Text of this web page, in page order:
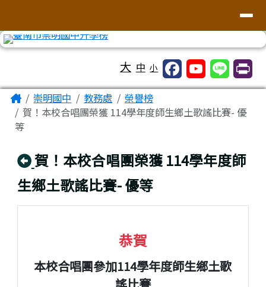
大 中 小
主內容區域
Home崇明國中 教務處
榮譽榜
賀！本校合唱團榮獲 114學年度師生鄉土歌謠比賽- 優
等
回上頁
賀！本校合唱團榮獲 114學年度師
生鄉土歌謠比賽- 優等
恭賀
本校合唱團參加114學年度師生鄉土歌
謠比賽
頁尾區域